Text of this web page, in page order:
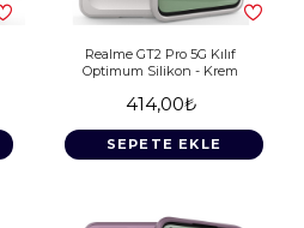
Realme GT2 Pro 5G Kılıf
Optimum Silikon - Krem
414,00₺
SEPETE EKLE